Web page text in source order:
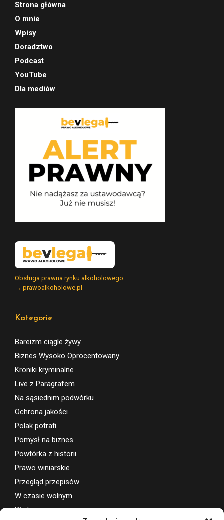
Strona główna
O mnie
Wpisy
Doradztwo
Podcast
YouTube
Dla mediów
Obsługa prawna rynku alkoholowego
→ prawoalkoholowe.pl
Kategorie
Bareizm ciągle żywy
Biznes Wysoko Oprocentowany
Kroniki kryminalne
Live z Paragrafem
Na sąsiednim podwórku
Ochrona jakości
Polak potrafi
Pomysł na biznes
Powtórka z historii
Prawo winiarskie
Przegląd przepisów
W czasie wolnym
Wydarzenia